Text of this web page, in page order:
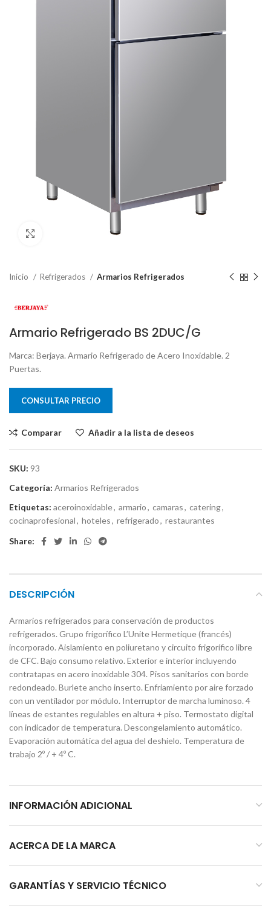
Inicio Refrigerados Armarios Refrigerados
Armario Refrigerado BS 2DUC/G
Marca: Berjaya. Armario Refrigerado de Acero Inoxidable. 2
Puertas.
CONSULTAR PRECIO
Comparar Añadir a la lista de deseos
SKU: 93
Categoría: Armarios Refrigerados
Etiquetas: aceroinoxidable, armario, camaras, catering,
cocinaprofesional, hoteles, refrigerado, restaurantes
Share:
DESCRIPCIÓN
Armarios refrigerados para conservación de productos
refrigerados. Grupo frigorífico L’Unite Hermetique (francés)
incorporado. Aislamiento en poliuretano y circuito frigorífico libre
de CFC. Bajo consumo relativo. Exterior e interior incluyendo
contratapas en acero inoxidable 304. Pisos sanitarios con borde
redondeado. Burlete ancho inserto. Enfriamiento por aire forzado
con un ventilador por módulo. Interruptor de marcha luminoso. 4
líneas de estantes regulables en altura + piso. Termostato digital
con indicador de temperatura. Descongelamiento automático.
Evaporación automática del agua del deshielo. Temperatura de
trabajo 2º / + 4º C.
INFORMACIÓN ADICIONAL
ACERCA DE LA MARCA
GARANTÍAS Y SERVICIO TÉCNICO